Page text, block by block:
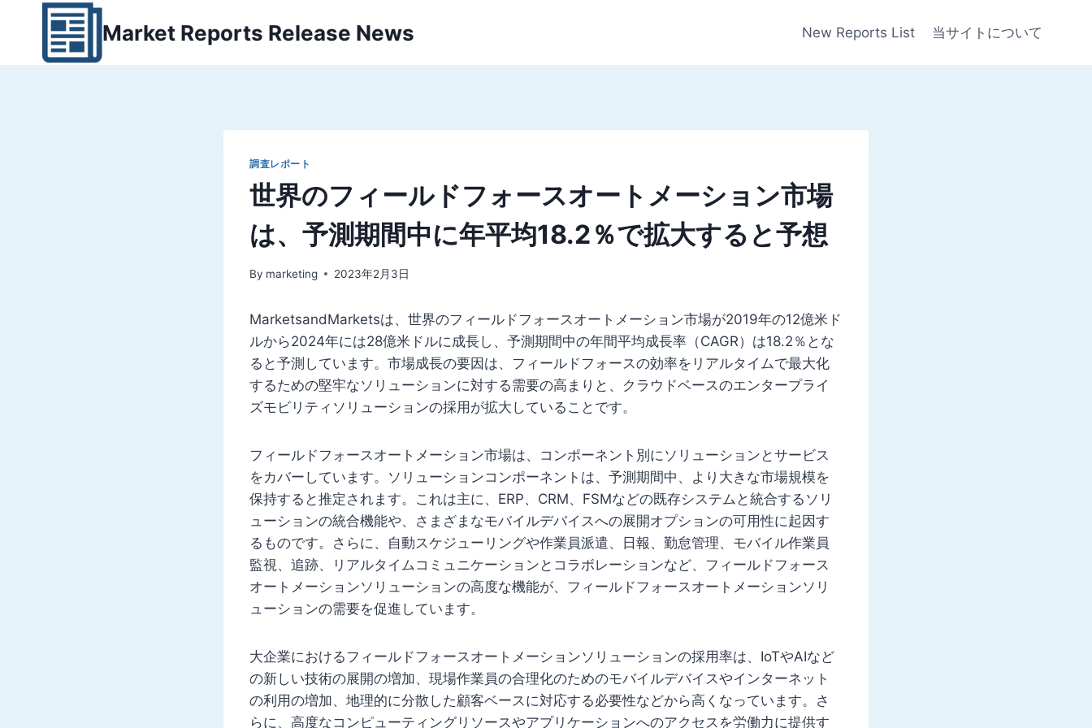
Market Reports Release News New Reports List 当サイトについて
調査レポート
世界のフィールドフォースオートメーション市場
は、予測期間中に年平均18.2％で拡大すると予想
By marketing 2023年2月3日
MarketsandMarketsは、世界のフィールドフォースオートメーション市場が2019年の12億米ド
ルから2024年には28億米ドルに成長し、予測期間中の年間平均成長率（CAGR）は18.2％とな
ると予測しています。市場成長の要因は、フィールドフォースの効率をリアルタイムで最大化
するための堅牢なソリューションに対する需要の高まりと、クラウドベースのエンタープライ
ズモビリティソリューションの採用が拡大していることです。
フィールドフォースオートメーション市場は、コンポーネント別にソリューションとサービス
をカバーしています。ソリューションコンポーネントは、予測期間中、より大きな市場規模を
保持すると推定されます。これは主に、ERP、CRM、FSMなどの既存システムと統合するソリ
ューションの統合機能や、さまざまなモバイルデバイスへの展開オプションの可用性に起因す
るものです。さらに、自動スケジューリングや作業員派遣、日報、勤怠管理、モバイル作業員
監視、追跡、リアルタイムコミュニケーションとコラボレーションなど、フィールドフォース
オートメーションソリューションの高度な機能が、フィールドフォースオートメーションソリ
ューションの需要を促進しています。
大企業におけるフィールドフォースオートメーションソリューションの採用率は、IoTやAIなど
の新しい技術の展開の増加、現場作業員の合理化のためのモバイルデバイスやインターネット
の利用の増加、地理的に分散した顧客ベースに対応する必要性などから高くなっています。さ
らに、高度なコンピューティングリソースやアプリケーションへのアクセスを労働力に提供す